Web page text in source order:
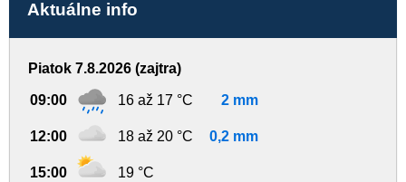
Aktuálne info
Piatok 7.8.2026 (zajtra)
09:00 16 až 17 °C 2 mm
12:00 18 až 20 °C 0,2 mm
15:00 19 °C